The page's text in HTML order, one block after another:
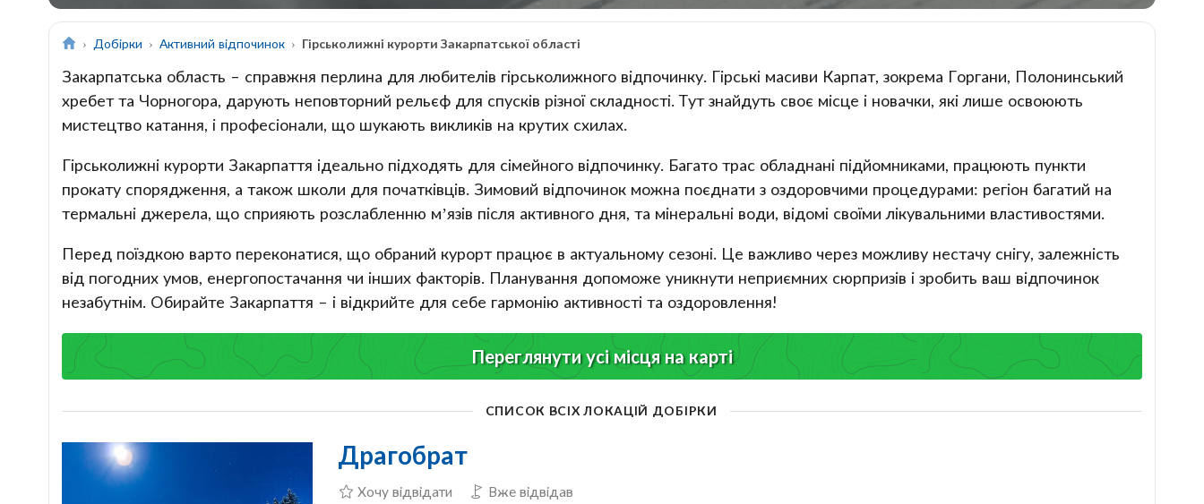
Добірки Активний відпочинок Гірськолижні курорти Закарпатської області
Закарпатська область – справжня перлина для любителів гірськолижного відпочинку. Гірські масиви Карпат, зокрема Горгани, Полонинський
хребет та Чорногора, дарують неповторний рельєф для спусків різної складності. Тут знайдуть своє місце і новачки, які лише освоюють
мистецтво катання, і професіонали, що шукають викликів на крутих схилах.
Гірськолижні курорти Закарпаття ідеально підходять для сімейного відпочинку. Багато трас обладнані підйомниками, працюють пункти
прокату спорядження, а також школи для початківців. Зимовий відпочинок можна поєднати з оздоровчими процедурами: регіон багатий на
термальні джерела, що сприяють розслабленню м’язів після активного дня, та мінеральні води, відомі своїми лікувальними властивостями.
Перед поїздкою варто переконатися, що обраний курорт працює в актуальному сезоні. Це важливо через можливу нестачу снігу, залежність
від погодних умов, енергопостачання чи інших факторів. Планування допоможе уникнути неприємних сюрпризів і зробить ваш відпочинок
незабутнім. Обирайте Закарпаття – і відкрийте для себе гармонію активності та оздоровлення!
Переглянути усі місця на карті
СПИСОК ВСІХ ЛОКАЦІЙ ДОБІРКИ
Драгобрат
Хочу відвідати Вже відвідав